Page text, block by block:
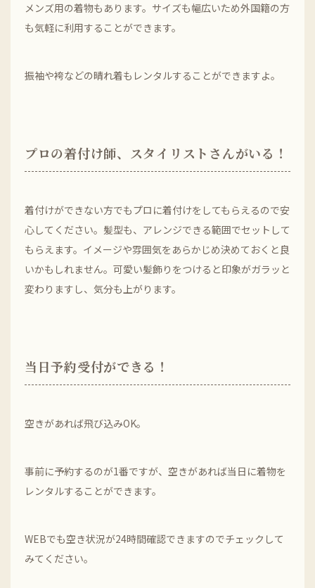
メンズ用の着物もあります。サイズも幅広いため外国籍の方
も気軽に利用することができます。
振袖や袴などの晴れ着もレンタルすることができますよ。
プロの着付け師、スタイリストさんがいる！
着付けができない方でもプロに着付けをしてもらえるので安
心してください。髪型も、アレンジできる範囲でセットして
もらえます。イメージや雰囲気をあらかじめ決めておくと良
いかもしれません。可愛い髪飾りをつけると印象がガラッと
変わりますし、気分も上がります。
当日予約受付ができる！
空きがあれば飛び込みOK。
事前に予約するのが1番ですが、空きがあれば当日に着物を
レンタルすることができます。
WEBでも空き状況が24時間確認できますのでチェックして
みてください。